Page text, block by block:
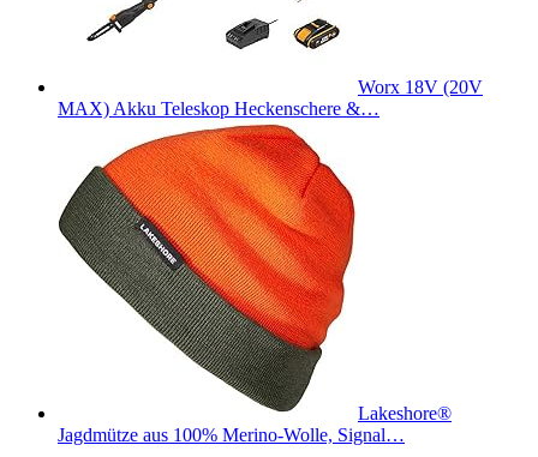
Worx 18V (20V
MAX) Akku Teleskop Heckenschere &…
Lakeshore®
Jagdmütze aus 100% Merino-Wolle, Signal…